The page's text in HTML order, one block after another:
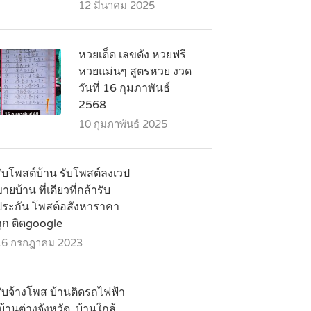
12 มีนาคม 2025
หวยเด็ด เลขดัง หวยฟรี
หวยแม่นๆ สูตรหวย งวด
วันที่ 16 กุมภาพันธ์
2568
10 กุมภาพันธ์ 2025
โพสต์บ้าน รับโพสต์ลงเวป
ยบ้าน ที่เดียวที่กล้ารับ
ะกัน โพสต์อสังหาราคา
ติดgoogle
กรกฎาคม 2023
จ้างโพส บ้านติดรถไฟฟ้า